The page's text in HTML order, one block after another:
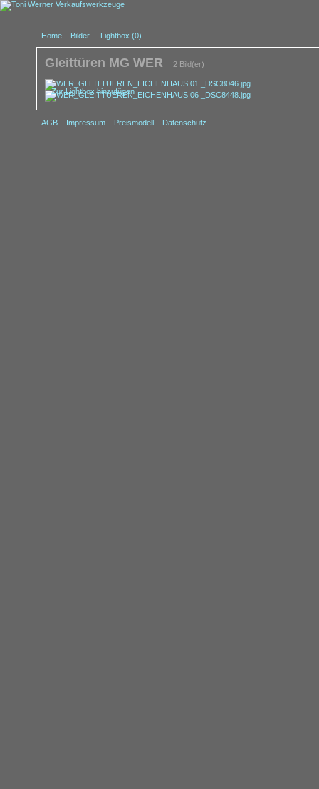
Home Bilder Lightbox (0)
Gleittüren MG WER 2 Bild(er)
Zur Lightbox hinzufügen
AGB Impressum Preismodell Datenschutz